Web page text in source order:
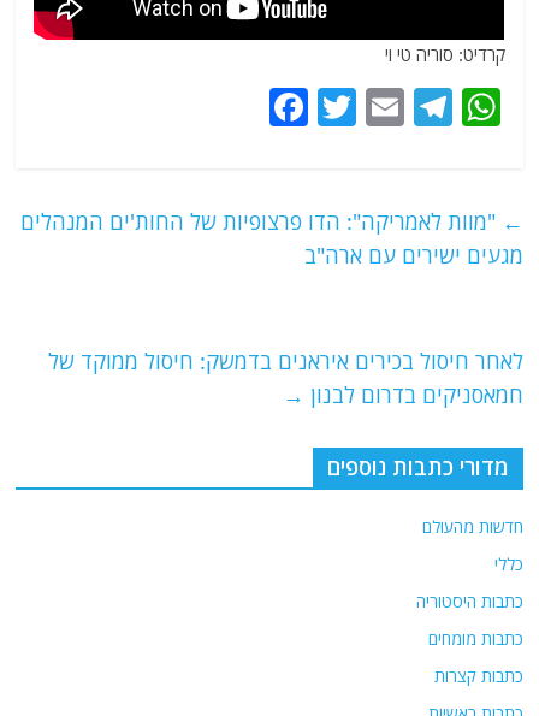
קרדיט: סוריה טי וי
W
s
A
T
g
ra
E
l
T
er
e
k
← "מוות לאמריקה": הדו פרצופיות של החות'ים המנהלים
מגעים ישירים עם ארה"ב
לאחר חיסול בכירים איראנים בדמשק: חיסול ממוקד של
חמאסניקים בדרום לבנון →
מדורי כתבות נוספים
חדשות מהעולם
כללי
כתבות היסטוריה
כתבות מומחים
כתבות קצרות